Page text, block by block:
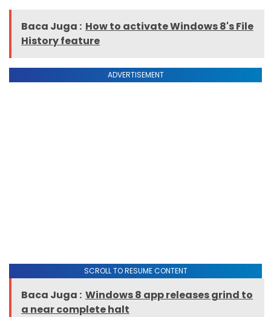
Baca Juga : How to activate Windows 8's File
History feature
ADVERTISEMENT
SCROLL TO RESUME CONTENT
Baca Juga : Windows 8 app releases grind to
a near complete halt